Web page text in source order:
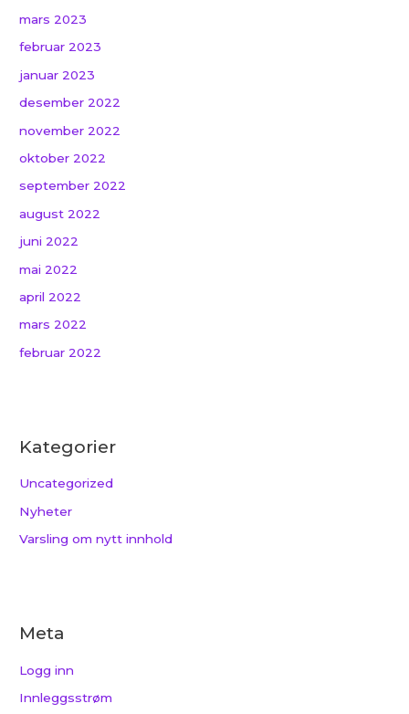
mars 2023
februar 2023
januar 2023
desember 2022
november 2022
oktober 2022
september 2022
august 2022
juni 2022
mai 2022
april 2022
mars 2022
februar 2022
Kategorier
Uncategorized
Nyheter
Varsling om nytt innhold
Meta
Logg inn
Innleggsstrøm